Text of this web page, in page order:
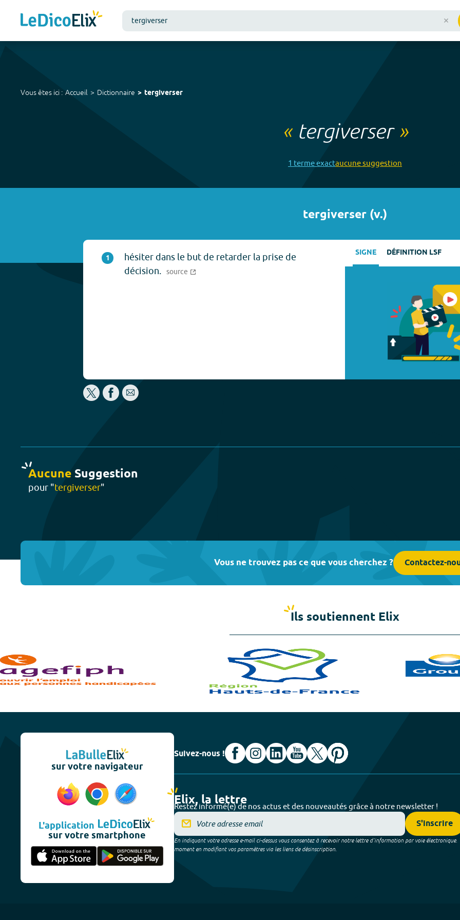
Vous êtes ici : Accueil Dictionnaire tergiverser
« tergiverser»
1 termeexactaucunesuggestion
tergiverser (v.)
1
hésiter dans le but de retarder la prise de
décision. source
SIGNE DÉFINITION LSF
Aucune Suggestion
pour "tergiverser"
Vous ne trouvez pas ce que vous cherchez ? Contactez-
Ils soutiennent Elix
sur votre navigateur
L'application
sur votre smartphone
Suivez-nous !
Elix, la lettre
Restez informé(e) de nos actus et des nouveautés grâce à notre newsletter !
S'inscrire
En indiquant votre adresse e-mail ci-dessus vous consentez à recevoir notre lettre d’information par voie électronique.
moment en modifiant vos paramètres via les liens de désinscription.